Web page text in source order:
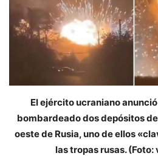
El ejército ucraniano
bombardeado dos depósitos
oeste de Rusia, uno de ellos
las tropas rusas. (Foto: